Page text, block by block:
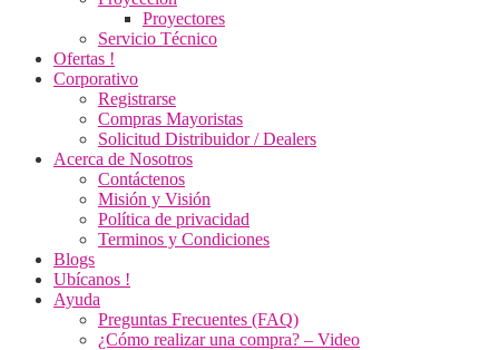
Proyectores
Servicio Técnico
Ofertas !
Corporativo
Registrarse
Compras Mayoristas
Solicitud Distribuidor / Dealers
Acerca de Nosotros
Contáctenos
Misión y Visión
Política de privacidad
Terminos y Condiciones
Blogs
Ubícanos !
Ayuda
Preguntas Frecuentes (FAQ)
¿Cómo realizar una compra? – Video